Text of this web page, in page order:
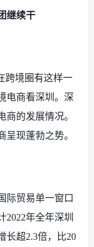
继续干
跨境圈有这样一
电商看深圳。深
的发展情况。
现蓬勃之势。
际贸易单一窗口
2022年全年深圳
长超2.3倍，比20